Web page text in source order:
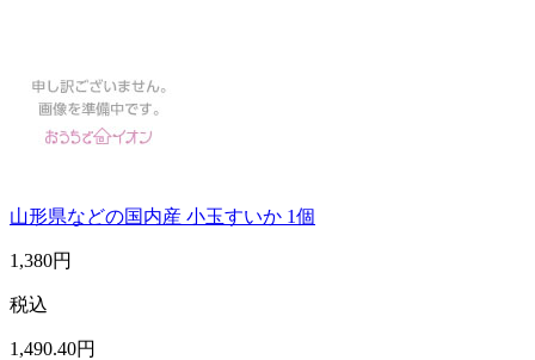
山形県などの国内産 小玉すいか 1個
1,380円
税込
1,490.40円